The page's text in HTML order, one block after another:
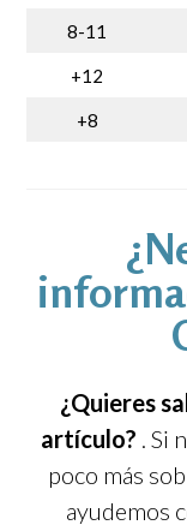
8-11
+12
+8
¿Quieres
artículo? . Si
poco más
ayudemos